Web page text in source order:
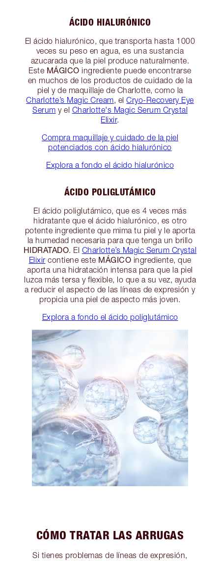
ÁCIDO HIALURÓNICO
El ácido hialurónico, que transporta hasta 1000
veces su peso en agua, es una sustancia
azucarada que la piel produce naturalmente.
Este MÁGICO ingrediente puede encontrarse
en muchos de los productos de cuidado de la
piel y de maquillaje de Charlotte, como la
Charlotte’s Magic Cream , elCryo-Recovery Eye
Serum y el Charlotte's Magic Serum Crystal
Elixir.
Compra maquillaje y cuidado de la piel
potenciados con ácido hialurónico
Explora a fondo el ácido hialurónico
ÁCIDO POLIGLUTÁMICO
El ácido poliglutámico, que es 4 veces más
hidratante que el ácido hialurónico, es otro
potente ingrediente que mima tu piel y le aporta
la humedad necesaria para que tenga un brillo
HIDRATADO . El Charlotte’s Magic Serum Crystal
Elixir contiene este MÁGICO ingrediente, que
aporta una hidratación intensa para que la piel
luzca más tersa y flexible, lo que a su vez, ayuda
a reducir el aspecto de las líneas de expresión y
propicia una piel de aspecto más joven.
Explora a fondo el ácido poliglutámico
CÓMO TRATAR LAS ARRUGAS
Si tienes problemas de líneas de expresión,